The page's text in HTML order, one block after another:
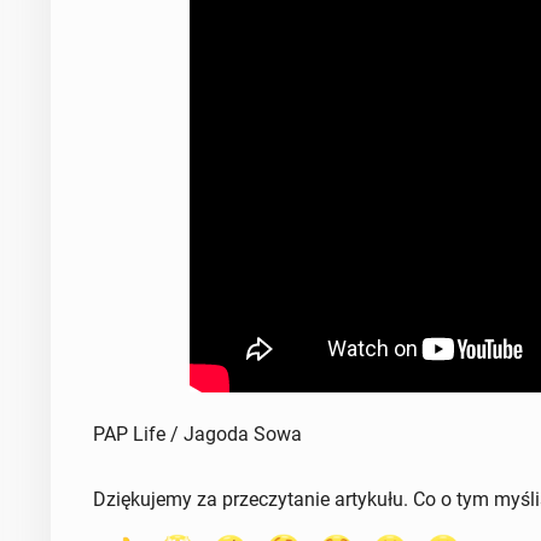
PAP Life / Jagoda Sowa
Dziękujemy za przeczytanie artykułu. Co o tym